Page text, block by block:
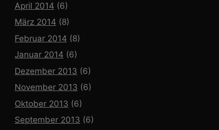
April 2014 (6)
März 2014 (8)
Februar 2014 (8)
Januar 2014 (6)
Dezember 2013 (6)
November 2013 (6)
Oktober 2013 (6)
September 2013 (6)